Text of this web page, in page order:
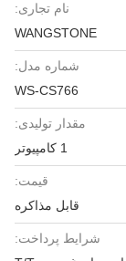
نام تجاری:
WANGSTONE
شماره مدل:
WS-CS766
مقدار تولیدی:
قیمت:
قابل مذاکره
شرایط پرداخت: